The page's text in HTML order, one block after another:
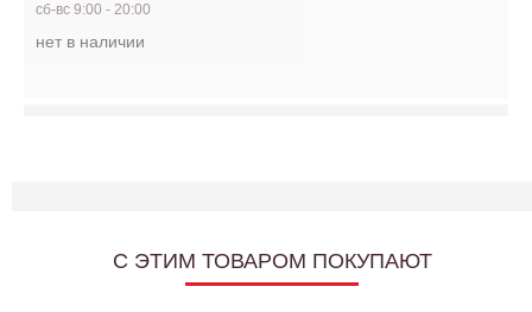
сб-вс 9:00 - 20:00
нет в наличии
C ЭТИМ ТОВАРОМ ПОКУПАЮТ